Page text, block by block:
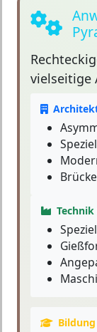
vielseitige